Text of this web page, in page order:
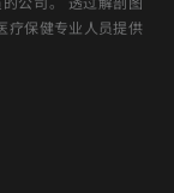
疗保健专业人员提供